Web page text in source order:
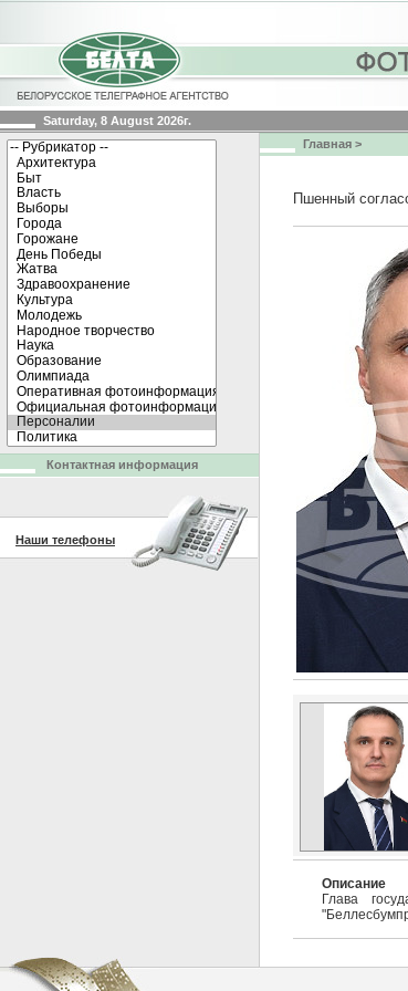
Saturday, 8 August 2026г.
Главная >
Пшенный
Описание
Глава
Контактная информация
Наши телефоны